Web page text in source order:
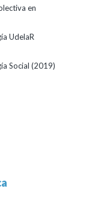
en
UdelaR
Social (2019)